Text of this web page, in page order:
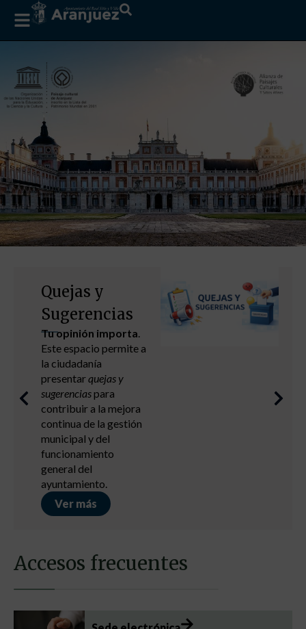
Quejas y
Sugerencias
Tu opinión importa.
Este espacio permite a
la ciudadanía
presentarquejas y
sugerenciaspara
contribuir a la mejora
continua de la gestión
municipal y del
funcionamiento
general del
ayuntamiento.
Ver más
Accesos frecuentes